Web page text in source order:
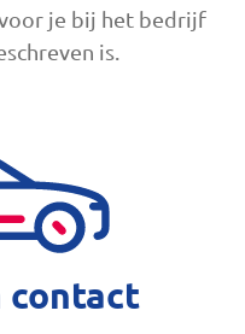
je bij het bedrijf
is.
contact